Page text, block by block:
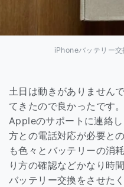
iPhoneバッテリー
土日は動きがありません
てきたので良かったです。
Appleのサポートに連絡
方との電話対応が必要と
も色々とバッテリーの消
り方の確認などかなり時
バッテリー交換をさせた